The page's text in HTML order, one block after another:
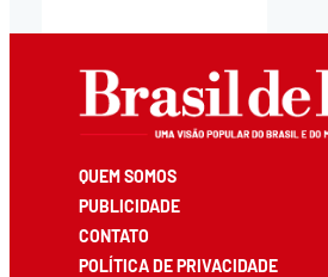
QUEM SOMOS
PUBLICIDADE
CONTATO
POLÍTICA DE PRIVACIDADE